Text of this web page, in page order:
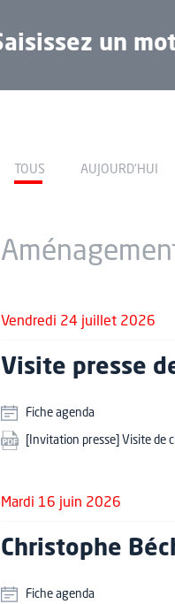
TOUS AUJOURD'HUI
Vendredi 24 juillet 2026
Visite presse
Fiche agenda
[Invitation presse] Visite de
Mardi 16 juin 2026
Christophe
Fiche agenda